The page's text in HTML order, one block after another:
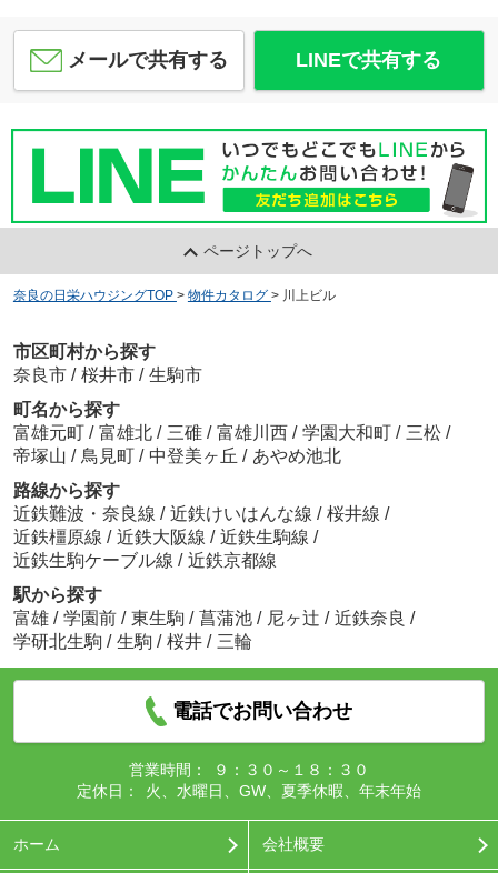
メールで共有する LINEで共有する
ページトップへ
奈良の日栄ハウジングTOP > 物件カタログ > 川上ビル
市区町村から探す
奈良市 / 桜井市 / 生駒市
町名から探す
富雄元町 / 富雄北 / 三碓 / 富雄川西 / 学園大和町 / 三松 /
帝塚山 / 鳥見町 / 中登美ヶ丘 / あやめ池北
路線から探す
近鉄難波・奈良線 / 近鉄けいはんな線 / 桜井線 /
近鉄橿原線 / 近鉄大阪線 / 近鉄生駒線 /
近鉄生駒ケーブル線 / 近鉄京都線
駅から探す
富雄 / 学園前 / 東生駒 / 菖蒲池 / 尼ヶ辻 / 近鉄奈良 /
学研北生駒 / 生駒 / 桜井 / 三輪
電話でお問い合わせ
営業時間：
９：３０～１８：３０
定休日：
火、水曜日、GW、夏季休暇、年末年始
ホーム 会社概要